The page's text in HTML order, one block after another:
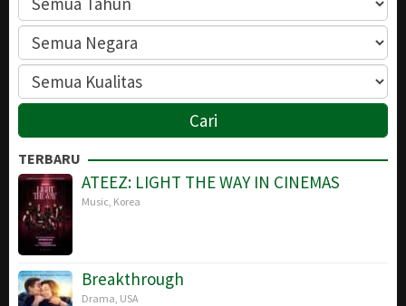
TERBARU
ATEEZ: LIGHT THE WAY IN CINEMAS
Music Korea
Breakthrough
Drama USA